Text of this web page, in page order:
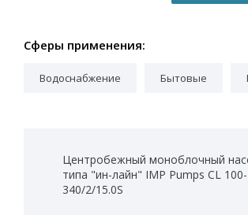
Сферы применения:
Водоснабжение Бытовые
Центробежный моноблочный
типа "ин-лайн" IMP Pumps CL 100-
340/2/15.0S